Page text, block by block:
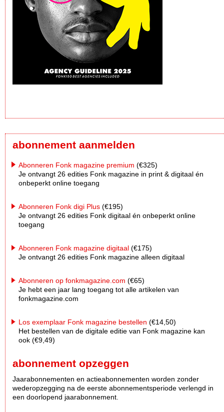
abonnement aanmelden
Abonneren Fonk magazine premium (€325)
Je ontvangt 26 edities Fonk magazine in print & digitaal én
onbeperkt online toegang
Abonneren Fonk digi Plus (€195)
Je ontvangt 26 edities Fonk digitaal én onbeperkt online
toegang
Abonneren Fonk magazine digitaal (€175)
Je ontvangt 26 edities Fonk magazine alleen digitaal
Abonneren op fonkmagazine.com (€65)
Je hebt een jaar lang toegang tot alle artikelen van
fonkmagazine.com
Los exemplaar Fonk magazine bestellen (€14,50)
Het bestellen van de digitale editie van Fonk magazine kan
ook (€9,49)
abonnement opzeggen
Jaarabonnementen en actieabonnementen worden zonder
wederopzegging na de eerste abonnementsperiode verlengd in
een doorlopend jaarabonnement.